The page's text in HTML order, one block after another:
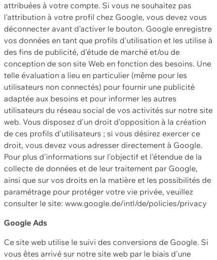
attribuées à votre compte. Si vous ne souhaitez pas
l'attribution à votre profil chez Google, vous devez vous
déconnecter avant d'activer le bouton. Google enregistre
vos données en tant que profils d'utilisation et les utilise à
des fins de publicité, d'étude de marché et/ou de
conception de son site Web en fonction des besoins. Une
telle évaluation a lieu en particulier (même pour les
utilisateurs non connectés) pour fournir une publicité
adaptée aux besoins et pour informer les autres
utilisateurs du réseau social de vos activités sur notre site
web. Vous disposez d'un droit d'opposition à la création
de ces profils d'utilisateurs ; si vous désirez exercer ce
droit, vous devez vous adresser directement à Google.
Pour plus d'informations sur l'objectif et l'étendue de la
collecte de données et de leur traitement par Google,
ainsi que sur vos droits en la matière et les possibilités de
paramétrage pour protéger votre vie privée, veuillez
consulter le site: www.google.de/intl/de/policies/privacy
Google Ads
Ce site web utilise le suivi des conversions de Google. Si
vous êtes arrivé sur notre site web par le biais d'une